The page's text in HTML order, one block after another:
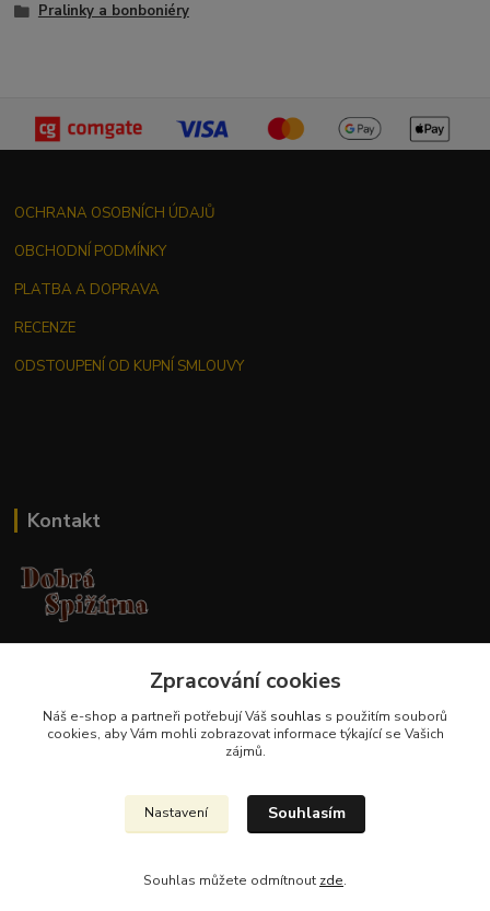
Pralinky a bonboniéry
OCHRANA OSOBNÍCH ÚDAJŮ
OBCHODNÍ PODMÍNKY
PLATBA A DOPRAVA
RECENZE
ODSTOUPENÍ OD KUPNÍ SMLOUVY
Kontakt
+420 737 551 994
obchod@dobraspizirna.cz
Zpracování cookies
Náš e-shop a partneři potřebují Váš souhlas s použitím souborů
cookies, aby Vám mohli zobrazovat informace týkající se Vašich
zájmů.
Nastavení Souhlasím
Souhlas můžete odmítnout zde.